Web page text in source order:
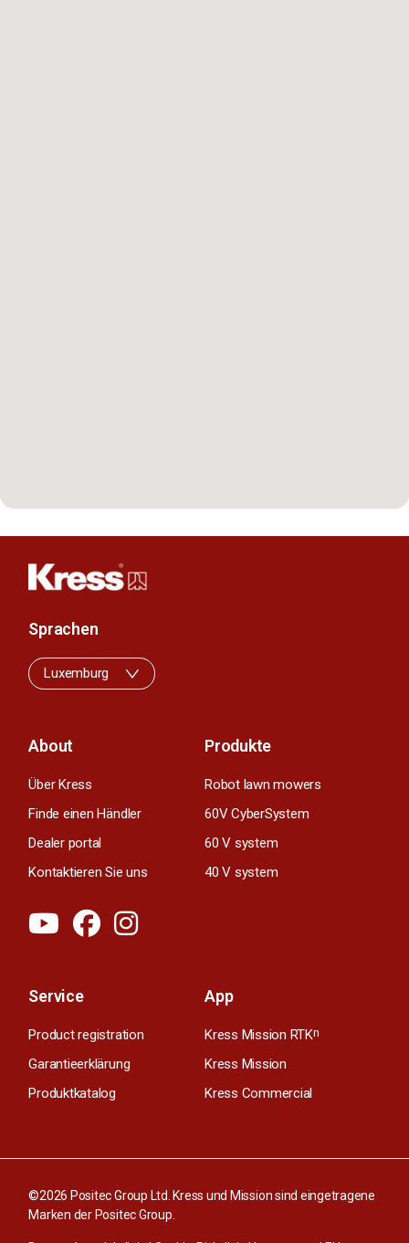
About
Über Kress
Finde einen Händler
Dealer portal
Kontaktieren Sie uns
Produkte
Robot lawn mowers
60V CyberSystem
60 V system
40 V system
Service
Product registration
Garantieerklärung
Produktkatalog
App
Kress Mission RTKn
Kress Mission
Kress Commercial
Sprachen
Luxemburg
©2026 Positec Group Ltd. Kress und Mission sind eingetragene
Marken der Positec Group.